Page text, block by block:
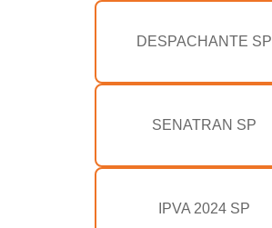
DESPACHANTE SP
SENATRAN SP
IPVA 2024 SP